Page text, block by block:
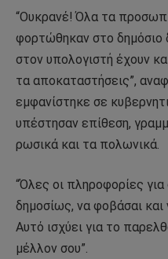
“Ουκρανέ! Όλα τα
φορτώθηκαν στο δημόσιο
στον υπολογιστή έχουν
τα αποκαταστήσεις”,
εμφανίστηκε σε
υπέστησαν επίθεση,
ρωσικά και τα πολωνικά.
“Όλες οι πληροφορίες
δημοσίως, να φοβάσαι και
Αυτό ισχύει για το
μέλλον σου”.